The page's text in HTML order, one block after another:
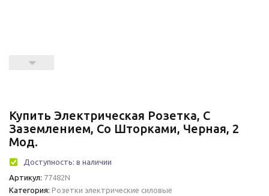
Купить Электрическая Розетка, С
Заземлением, Со Шторками, Черная, 2
Мод.
Доступность: в наличии
Артикул: 77482N
Категория: Розетки электрические силовые